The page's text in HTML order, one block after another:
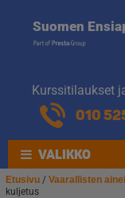
navigointiin
sisältöön
Suomen
Kurssitilaukset
010
VALIKKO
Etusivu / Vaarallisten
kuljetus